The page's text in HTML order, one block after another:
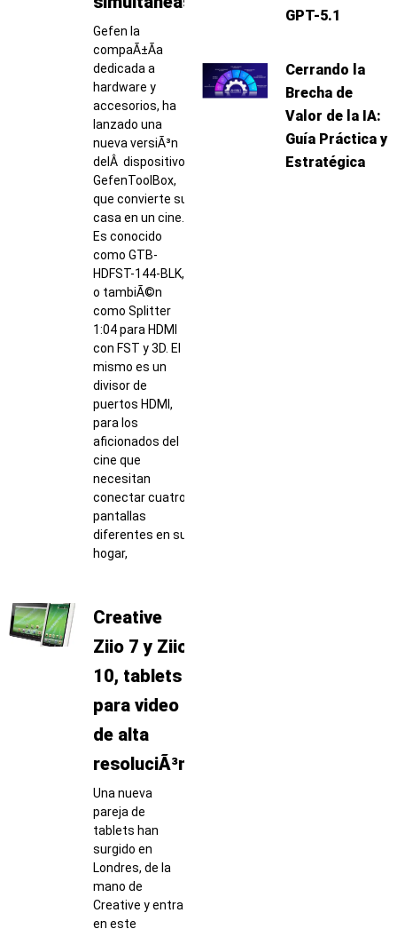
Gefen la
compaÃ±Ã­a
dedicada a
hardware y
accesorios, ha
lanzado una
nueva versiÃ³n
delÂ dispositivo
GefenToolBox,
que convierte su
casa en un cine.
Es conocido
como GTB-
HDFST-144-BLK,
o tambiÃ©n
como Splitter
1:04 para HDMI
con FST y 3D. El
mismo es un
divisor de
puertos HDMI,
para los
aficionados del
cine que
necesitan
conectar cuatro
pantallas
diferentes en su
hogar,
Creative
Ziio 7 y Ziio
10, tablets
para video
de alta
resoluciÃ³n
Una nueva
pareja de
tablets han
surgido en
Londres, de la
mano de
Creative y entra
en este
GPT-5.1
Cerrando la
Brecha de
Valor de la IA:
Guía Práctica y
Estratégica